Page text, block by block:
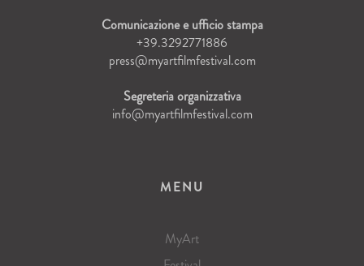
Comunicazione e ufficio stampa
+39.3292771886
press@myartfilmfestival.com
Segreteria organizzativa
info@myartfilmfestival.com
MENU
MyArt